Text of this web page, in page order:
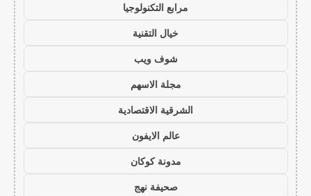
مرابع التكنولوجيا
خيال التقنية
شوف ويب
مجلة الاسهم
الشرقية الاقتصادية
عالم الايفون
مدونة كوكان
صحيفة نهج